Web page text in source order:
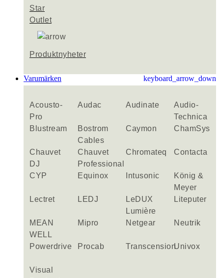
Star
Outlet
Produktnyheter
Varumärken keyboard_arrow_down
Acousto-
Pro
Audac Audinate
Audio-
Technica
Blustream
Bostrom
Cables
Caymon ChamSys
Chauvet
DJ
Chauvet
Professional
Chromateq Contacta
CYP Equinox Intusonic
König &
Meyer
Lectret
LEDJ
LeDUX
Lumière
Liteputer
MEAN
WELL
Mipro Netgear Neutrik
Powerdrive Procab TranscensionUnivox
Visual